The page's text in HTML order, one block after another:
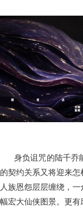
身负诅咒的陆千乔
的契约关系又将迎来
人族恩怨层层缠绕，
幅宏大仙侠图景。更